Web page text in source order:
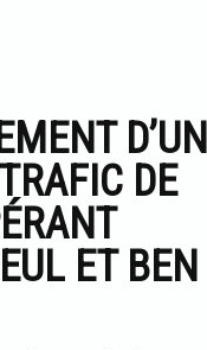
D’UN
DE
ET BEN